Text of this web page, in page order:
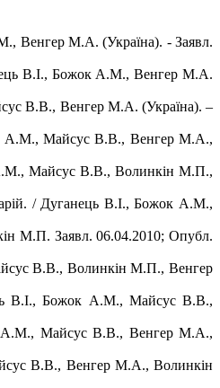
Венгер М.А. (Україна). - Заявл.
В.І., Божок А.М., Венгер М.А.
В.В., Венгер М.А. (Україна). –
А.М., Майсус В.В., Венгер М.А.,
А.М., Майсус В.В., Волинкін М.П.,
/ Дуганець В.І., Божок А.М.,
М.П. Заявл. 06.04.2010; Опубл.
В.В., Волинкін М.П., Венгер
В.І., Божок А.М., Майсус В.В.,
А.М., Майсус В.В., Венгер М.А.,
В.В., Венгер М.А., Волинкін